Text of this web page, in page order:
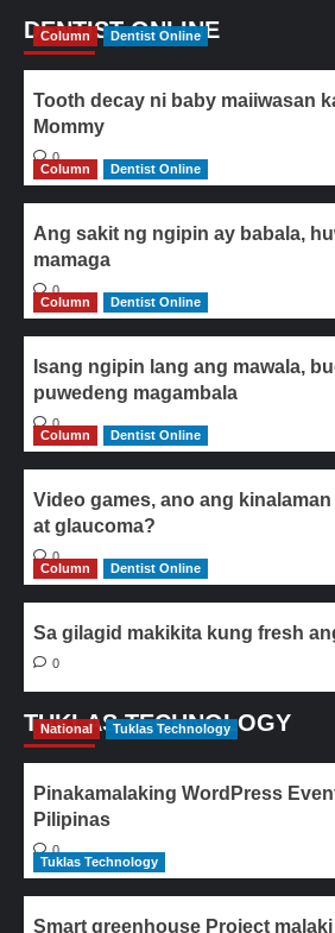
DENTIST ONLINE
Column Dentist Online
Tooth decay ni baby maiiwasan
Mommy
0
Column
Dentist Online
Ang sakit ng ngipin ay babala,
mamaga
0
Column
Dentist Online
Isang ngipin lang ang mawala,
puwedeng magambala
0
Column
Dentist Online
Video games, ano ang
at glaucoma?
0
Column
Dentist Online
Sa gilagid makikita kung fresh
0
TUKLAS TECHNOLOGY
National Tuklas Technology
Pinakamalaking WordPress
Pilipinas
0
Tuklas Technology
Smart greenhouse Project